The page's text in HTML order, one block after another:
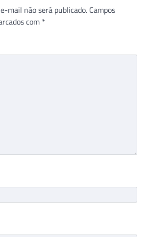
mail não será publicado. Campos
com *